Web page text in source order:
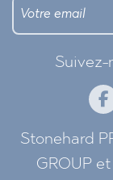
Suivez-
Stonehard
GROUP et